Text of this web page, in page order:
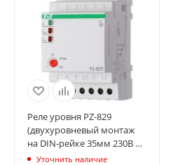
Реле уровня PZ-829
(двухуровневый монтаж
на DIN-рейке 35мм 230В AC
2х16А 2перкл. IP20) F&F
Уточнить наличие